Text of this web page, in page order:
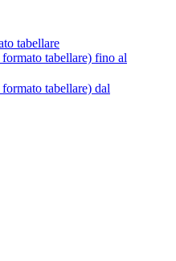
tabellare
tabellare) fino al
tabellare) dal